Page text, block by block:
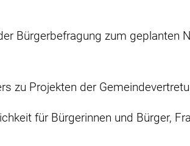
Bürgerbefragung zum geplanten
zu Projekten der
für Bürgerinnen und Bürger,